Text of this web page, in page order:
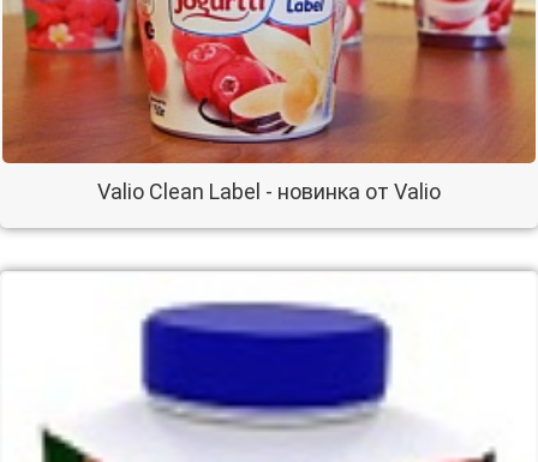
Valio Clean Label - новинка от Valio